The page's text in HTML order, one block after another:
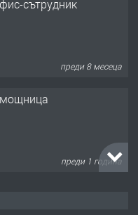
сътрудник
преди 8 месеца
преди 1 година